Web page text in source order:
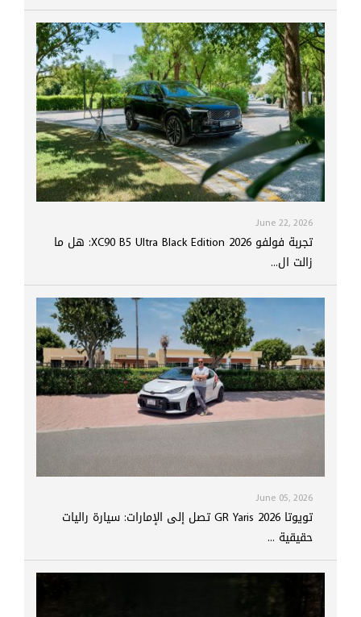
June 22, 2026
تجربة فولفو XC90 B5 Ultra Black Edition 2026: هل ما
زالت ال...
June 05, 2026
تويوتا GR Yaris 2026 تصل إلى الإمارات: سيارة راليات
حقيقية ...